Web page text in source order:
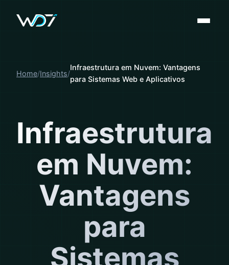
Home Insights
Infraestrutura em Nuvem: Vantagens
para Sistemas Web e Aplicativos
Infraestrutura
em Nuvem:
Vantagens
para
Sistemas